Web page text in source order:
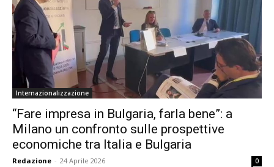
Internazionalizzazione
“Fare impresa in Bulgaria, farla bene”: a
Milano un confronto sulle prospettive
economiche tra Italia e Bulgaria
Redazione - 24 Aprile 2026 0